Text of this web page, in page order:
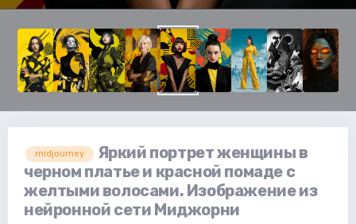
midjourney
Яркий портрет женщины в
черном платье и красной помаде с
желтыми волосами. Изображение из
нейронной сети Миджорни